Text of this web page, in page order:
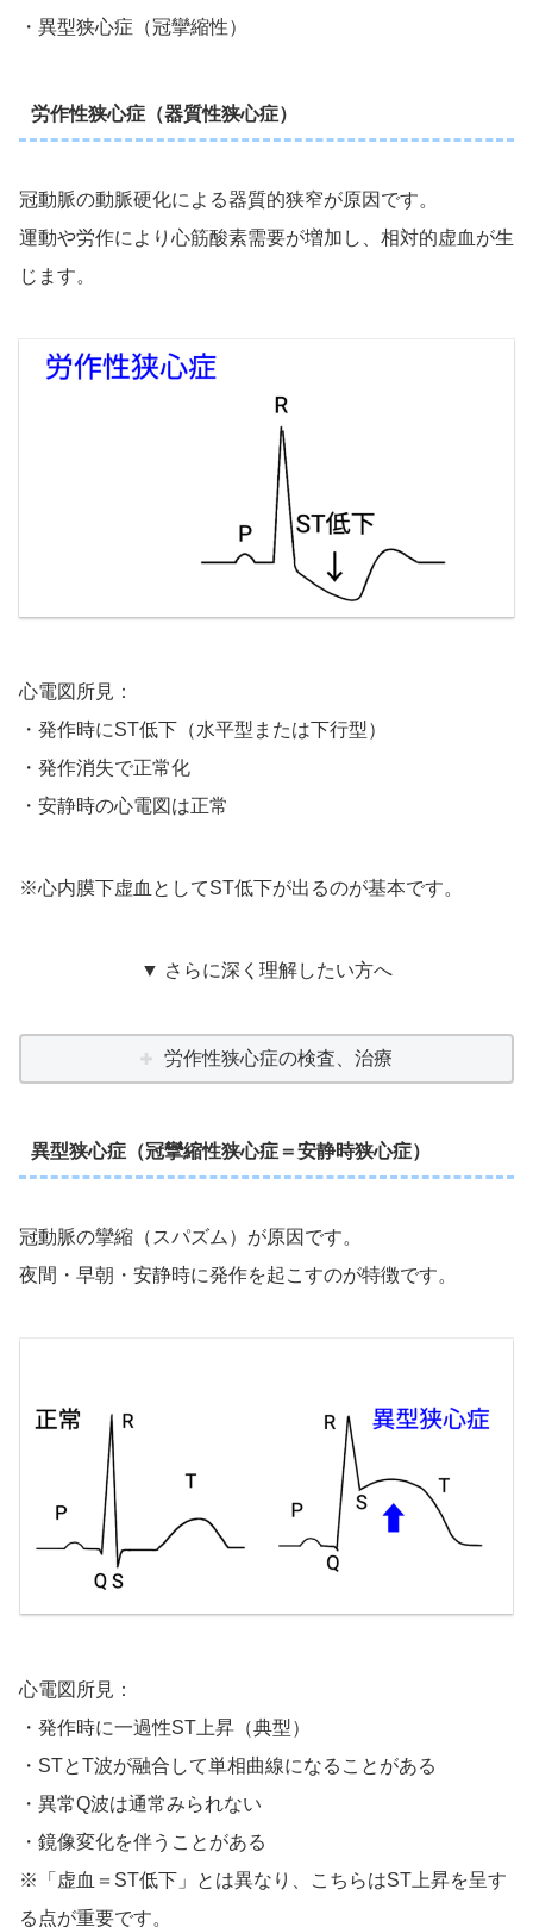
・異型狭心症（冠攣縮性）
労作性狭心症（器質性狭心症）
冠動脈の動脈硬化による器質的狭窄が原因です。
運動や労作により心筋酸素需要が増加し、相対的虚血が生
じます。
心電図所見：
・発作時にST低下（水平型または下行型）
・発作消失で正常化
・安静時の心電図は正常
※心内膜下虚血としてST低下が出るのが基本です。
▼ さらに深く理解したい方へ
労作性狭心症の検査、治療
異型狭心症（冠攣縮性狭心症＝安静時狭心症）
冠動脈の攣縮（スパズム）が原因です。
夜間・早朝・安静時に発作を起こすのが特徴です。
心電図所見：
・発作時に一過性ST上昇（典型）
・STとT波が融合して単相曲線になることがある
・異常Q波は通常みられない
・鏡像変化を伴うことがある
※「虚血＝ST低下」とは異なり、こちらはST上昇を呈す
る点が重要です。